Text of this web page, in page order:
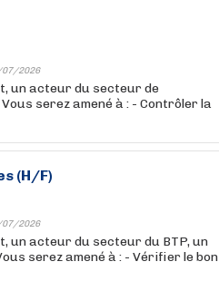
2026
un acteur du secteur de
serez amené à : - Contrôler la
(H/F)
2026
un acteur du secteur du BTP, un
serez amené à : - Vérifier le bon